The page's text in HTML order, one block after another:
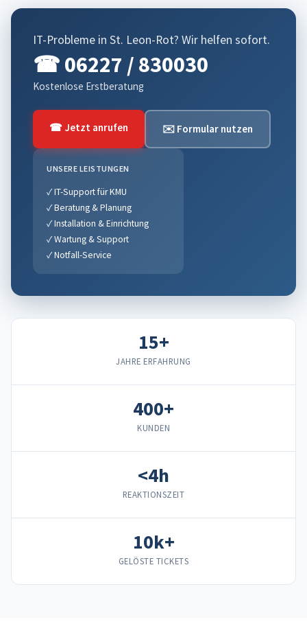
IT-Probleme in St. Leon-Rot? Wir helfen sofort.
☎ 06227 / 830030
Kostenlose Erstberatung
☎ Jetzt anrufen ✉️ Formular nutzen
UNSERE LEISTUNGEN
✓ IT-Support für KMU
✓ Beratung & Planung
✓ Installation & Einrichtung
✓ Wartung & Support
✓ Notfall-Service
15+
JAHRE ERFAHRUNG
400+
KUNDEN
<4h
REAKTIONSZEIT
10k+
GELÖSTE TICKETS